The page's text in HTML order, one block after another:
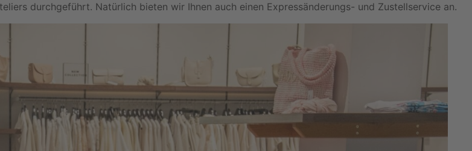
durchgeführt. Natürlich bieten wir Ihnen auch einen Expressänderungs- und Zustellservice an.